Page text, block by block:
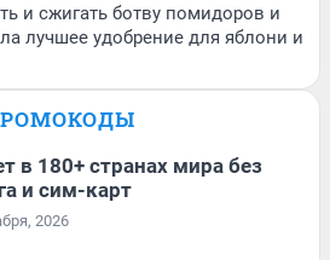
и сжигать ботву помидоров и
лучшее удобрение для яблони и
в 180+ странах мира без
и сим-карт
2026